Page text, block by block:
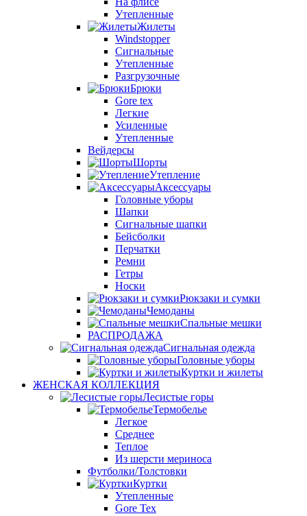
Утепленные
Жилеты
Windstopper
Сигнальные
Утепленные
Разгрузочные
Брюки
Gore tex
Легкие
Усиленные
Утепленные
Вейдерсы
Шорты
Утепление
Аксессуары
Головные уборы
Шапки
Сигнальные шапки
Бейсболки
Перчатки
Ремни
Гетры
Носки
Рюкзаки и сумки
Чемоданы
Спальные мешки
РАСПРОДАЖА
Сигнальная одежда
Головные уборы
Куртки и жилеты
ЖЕНСКАЯ КОЛЛЕКЦИЯ
Лесистые горы
Термобелье
Легкое
Среднее
Теплое
Из шерсти мериноса
Футболки/Толстовки
Куртки
Утепленные
Gore Tex